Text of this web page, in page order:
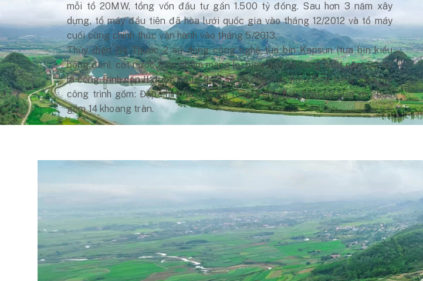
mỗi tổ 20MW, tổng vốn đầu tư gần 1.500 tỷ đồng. Sau hơn 3 năm xây
dựng, tổ máy đầu tiên đã hòa lưới quốc gia vào tháng 12/2012 và tổ máy
cuối cùng chính thức vận hành vào tháng 5/2013,
Thủy điện Bá Thước 2 sử dụng công nghệ tua bin Kapsun (tua bin kiểu
bóng đèn), cột nước thấp nhằm mang lại hiệu quả và năng suất cao. Dự án
là công trình cấp II được bố trí theo sơ đồ nhà máy kiểu lòng sông. Quy mô
công trình gồm: Đập chính là đập bê tông trọng lực, tràn có cửa van bao
gồm 14 khoang tràn.